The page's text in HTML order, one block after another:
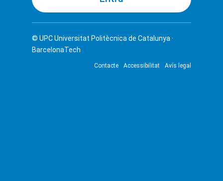
© UPCUniversitat Politècnica de Catalunya ·
BarcelonaTech
Contacte Accessibilitat Avís legal